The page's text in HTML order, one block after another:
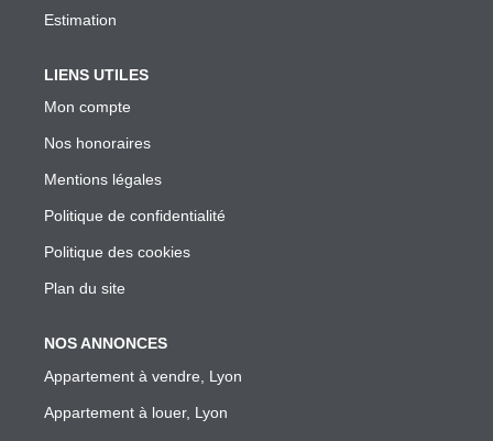
EXTRANET
Estimation
LIENS UTILES
Mon compte
Nos honoraires
Mentions légales
Politique de confidentialité
Politique des cookies
Plan du site
NOS ANNONCES
Appartement à vendre, Lyon
Appartement à louer, Lyon